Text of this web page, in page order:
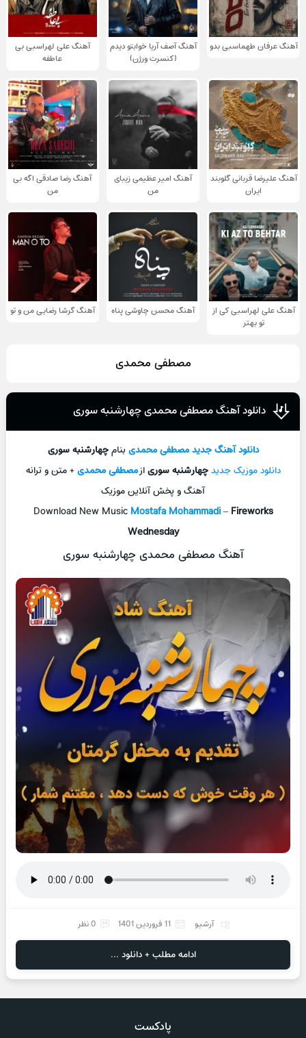
آهنگ عرفان طهماسبی بدو
آهنگ آصف آریا خوابتو دیدم
(کنسرت ورژن)
آهنگ علی لهراسبی بی
عاطفه
آهنگ علیرضا قربانی گلوبند
ایران
آهنگ امیر عظیمی زیبای
من
آهنگ رضا صادقی اگه بی
من
آهنگ علی لهراسبی کی از
تو ‌بهتر
آهنگ محسن چاوشی پناه آهنگ گرشا رضایی من و تو
مصطفی محمدی
دانلود آهنگ مصطفی محمدی چهارشنبه سوری
دانلود آهنگ جديدمصطفی محمدیبنامچهارشنبه سوری
دانلود موزیک جديدچهارشنبه سوریازمصطفی محمدی+ متن و ترانه
آهنگ و پخش آنلاين موزيک
Download New Music Mostafa Mohammadi– Fireworks
Wednesday
آهنگ مصطفی محمدی چهارشنبه سوری
آرشیو 11 فروردین 1401 0 نظر
ادامه مطلب + دانلود ...
پادکست